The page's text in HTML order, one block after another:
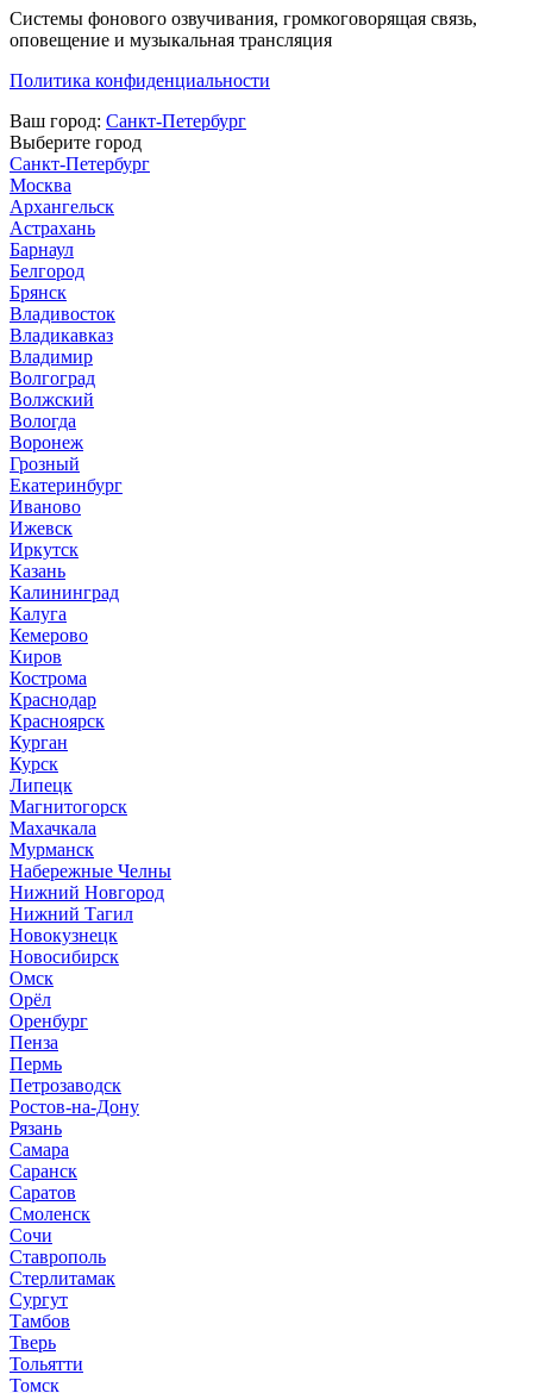
Системы фонового озвучивания, громкоговорящая связь,
оповещение и музыкальная трансляция
Политика конфиденциальности
Ваш город: Санкт-Петербург
Выберите город
Санкт-Петербург
Москва
Архангельск
Астрахань
Барнаул
Белгород
Брянск
Владивосток
Владикавказ
Владимир
Волгоград
Волжский
Вологда
Воронеж
Грозный
Екатеринбург
Иваново
Ижевск
Иркутск
Казань
Калининград
Калуга
Кемерово
Киров
Кострома
Краснодар
Красноярск
Курган
Курск
Липецк
Магнитогорск
Махачкала
Мурманск
Набережные Челны
Нижний Новгород
Нижний Тагил
Новокузнецк
Новосибирск
Омск
Орёл
Оренбург
Пенза
Пермь
Петрозаводск
Ростов-на-Дону
Рязань
Самара
Саранск
Саратов
Смоленск
Сочи
Ставрополь
Стерлитамак
Сургут
Тамбов
Тверь
Тольятти
Томск